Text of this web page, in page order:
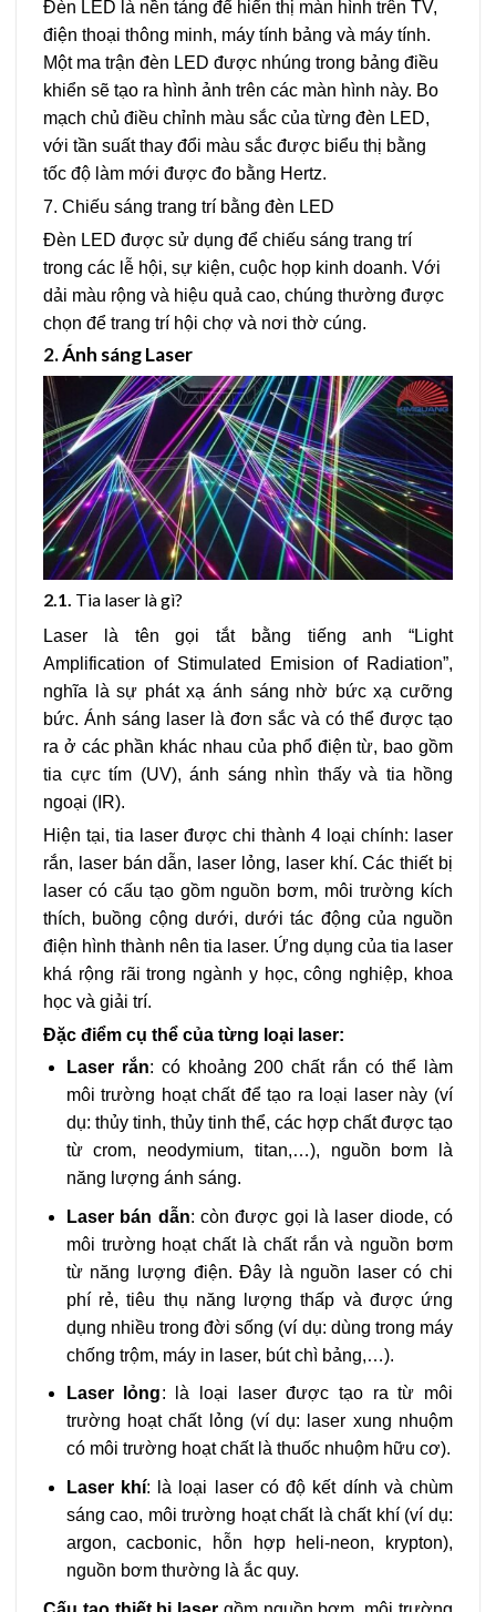
Đèn LED là nền tảng để hiển thị màn hình trên TV,
điện thoại thông minh, máy tính bảng và máy tính.
Một ma trận đèn LED được nhúng trong bảng điều
khiển sẽ tạo ra hình ảnh trên các màn hình này. Bo
mạch chủ điều chỉnh màu sắc của từng đèn LED,
với tần suất thay đổi màu sắc được biểu thị bằng
tốc độ làm mới được đo bằng Hertz.
7. Chiếu sáng trang trí bằng đèn LED
Đèn LED được sử dụng để chiếu sáng trang trí
trong các lễ hội, sự kiện, cuộc họp kinh doanh. Với
dải màu rộng và hiệu quả cao, chúng thường được
chọn để trang trí hội chợ và nơi thờ cúng.
2.Ánh sáng Laser
2.1. Tia laser là gì?
Laser là tên gọi tắt bằng tiếng anh “Light
Amplification of Stimulated Emision of Radiation”,
nghĩa là sự phát xạ ánh sáng nhờ bức xạ cưỡng
bức. Ánh sáng laser là đơn sắc và có thể được tạo
ra ở các phần khác nhau của phổ điện từ, bao gồm
tia cực tím (UV), ánh sáng nhìn thấy và tia hồng
ngoại (IR).
Hiện tại, tia laser được chi thành 4 loại chính: laser
rắn, laser bán dẫn, laser lỏng, laser khí. Các thiết bị
laser có cấu tạo gồm nguồn bơm, môi trường kích
thích, buồng cộng dưới, dưới tác động của nguồn
điện hình thành nên tia laser. Ứng dụng của tia laser
khá rộng rãi trong ngành y học, công nghiệp, khoa
học và giải trí.
Đặc điểm cụ thể của từng loại laser:
Laser rắn: có khoảng 200 chất rắn có thể làm
môi trường hoạt chất để tạo ra loại laser này (ví
dụ: thủy tinh, thủy tinh thể, các hợp chất được tạo
từ crom, neodymium, titan,…), nguồn bơm là
năng lượng ánh sáng.
Laser bán dẫn: còn được gọi là laser diode, có
môi trường hoạt chất là chất rắn và nguồn bơm
từ năng lượng điện. Đây là nguồn laser có chi
phí rẻ, tiêu thụ năng lượng thấp và được ứng
dụng nhiều trong đời sống (ví dụ: dùng trong máy
chống trộm, máy in laser, bút chì bảng,…).
Laser lỏng: là loại laser được tạo ra từ môi
trường hoạt chất lỏng (ví dụ: laser xung nhuộm
có môi trường hoạt chất là thuốc nhuộm hữu cơ).
Laser khí: là loại laser có độ kết dính và chùm
sáng cao, môi trường hoạt chất là chất khí (ví dụ:
argon, cacbonic, hỗn hợp heli-neon, krypton),
nguồn bơm thường là ắc quy.